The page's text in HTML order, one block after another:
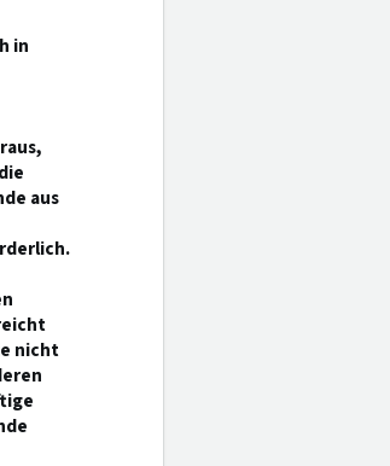
in
aus
nicht